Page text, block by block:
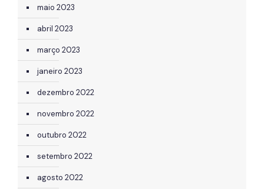
maio 2023
abril 2023
março 2023
janeiro 2023
dezembro 2022
novembro 2022
outubro 2022
setembro 2022
agosto 2022